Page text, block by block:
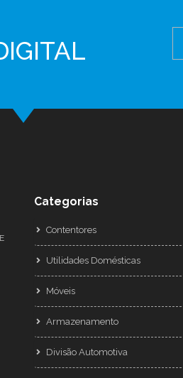
Categorias
Contentores
Utilidades Domésticas
Móveis
Armazenamento
Divisão Automotiva